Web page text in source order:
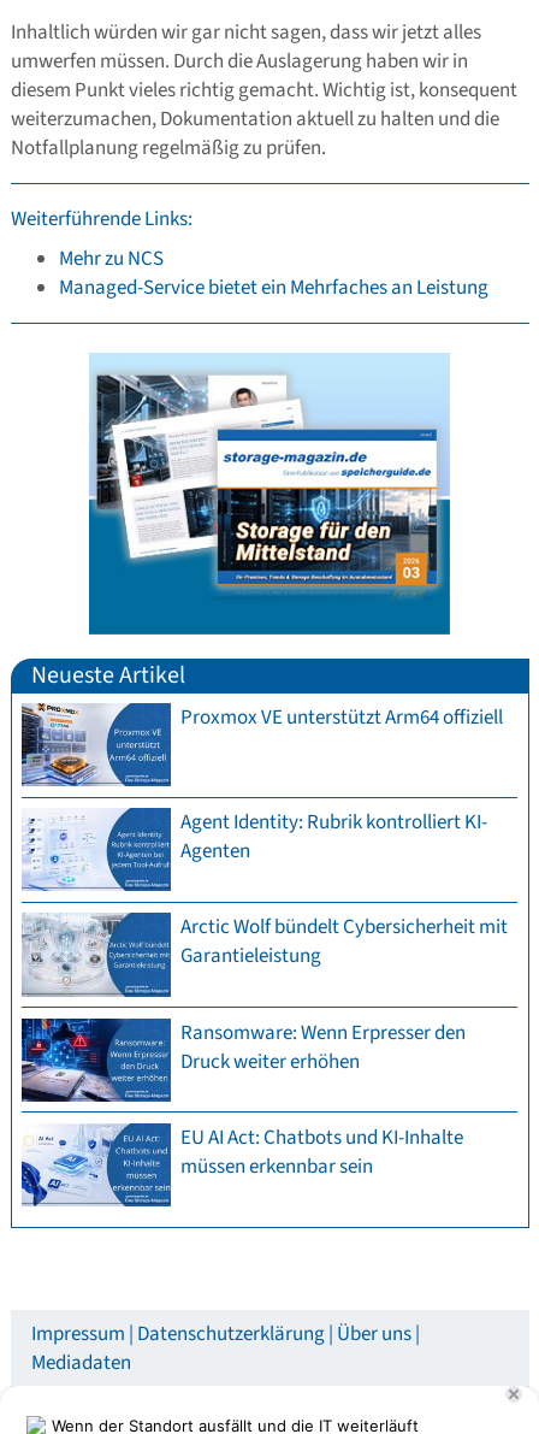
Inhaltlich würden wir gar nicht sagen, dass wir jetzt alles
umwerfen müssen. Durch die Auslagerung haben wir in
diesem Punkt vieles richtig gemacht. Wichtig ist, konsequent
weiterzumachen, Dokumentation aktuell zu halten und die
Notfallplanung regelmäßig zu prüfen.
Weiterführende Links:
Mehr zu NCS
Managed-Service bietet ein Mehrfaches an Leistung
Neueste Artikel
Proxmox VE unterstützt Arm64 offiziell
Agent Identity: Rubrik kontrolliert KI-
Agenten
Arctic Wolf bündelt Cybersicherheit mit
Garantieleistung
Ransomware: Wenn Erpresser den
Druck weiter erhöhen
EU AI Act: Chatbots und KI-Inhalte
müssen erkennbar sein
© speicherguide.de 2026
Impressum Datenschutzerklärung Über uns
Mediadaten